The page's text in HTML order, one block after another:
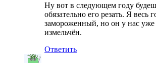
Ну вот в следующем году
обязательно его резать. Я весь
замороженный, но он у нас
измельчён.
Ответить